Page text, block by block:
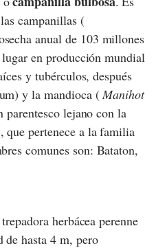
campanillas (
anual de 103 millones
en producción mundial
y tubérculos, después
y la mandioca (Manihot
parentesco lejano con la
que pertenece a la familia
comunes son: Bataton,
herbácea perenne
de hasta 4 m, pero